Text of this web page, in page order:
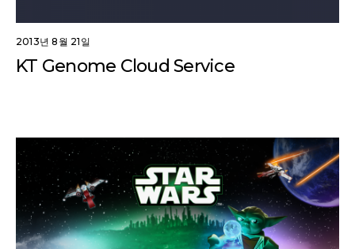
2013년 8월 21일
KT Genome Cloud Service